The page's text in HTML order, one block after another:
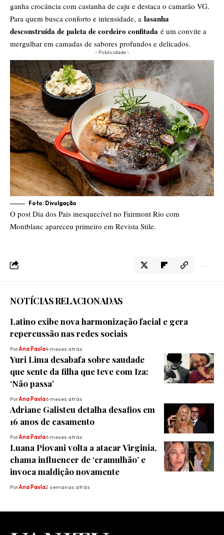
ganha crocância com castanha de caju e destaca o camarão VG.
Para quem busca conforto e intensidade, a lasanha
desconstruída de paleta de cordeiro confitada é um convite a
mergulhar em camadas de sabores profundos e delicados.
- Publicidade -
Foto: Divulgação
O post Dia dos Pais inesquecível no Fairmont Rio com
Montblanc apareceu primeiro em Revista Stile.
NOTÍCIAS RELACIONADAS
Latino exibe nova harmonização facial e gera
repercussão nas redes sociais
PorAna Paula4 meses atrás
Yuri Lima desabafa sobre saudade
que sente da filha que teve com Iza:
‘Não passa’
PorAna Paula6 meses atrás
Adriane Galisteu detalha desafios em
16 anos de casamento
PorAna Paula6 meses atrás
Luana Piovani volta a atacar Virginia,
chama influencer de ‘cramulhão’ e
invoca maldição novamente
PorAna Paula2 semanas atrás